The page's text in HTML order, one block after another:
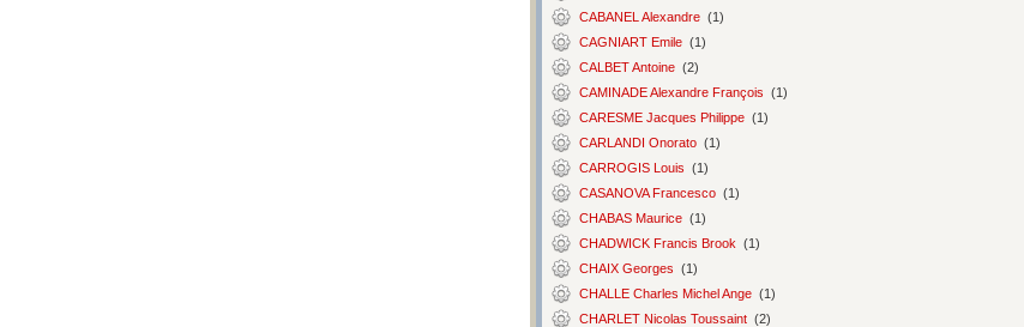
CABANEL Alexandre (1)
CAGNIART Emile (1)
CALBET Antoine (2)
CAMINADE Alexandre François (1)
CARESME Jacques Philippe (1)
CARLANDI Onorato (1)
CARROGIS Louis (1)
CASANOVA Francesco (1)
CHABAS Maurice (1)
CHADWICK Francis Brook (1)
CHAIX Georges (1)
CHALLE Charles Michel Ange (1)
CHARLET Nicolas Toussaint (2)